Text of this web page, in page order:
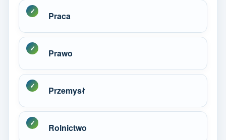
Praca
Prawo
Przemysł
Rolnictwo